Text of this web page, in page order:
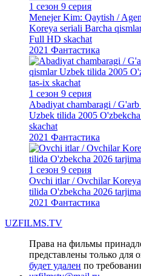
1 сезон 9 серия
Menejer Kim: Qaytish /
Koreya seriali Barcha
Full HD skachat
2021 Фантастика
1 сезон 9 серия
Abadiyat chambaragi /
Uzbek tilida 2005
skachat
2021 Фантастика
1 сезон 9 серия
Ovchi itlar / Ovchilar
tilida O'zbekcha 2026
2021 Фантастика
UZFILMS.TV
Права на фильмы
представлены только
будет удален по